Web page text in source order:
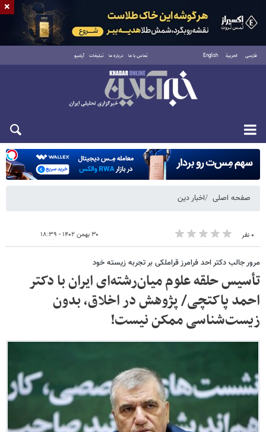
فارسی العربية English تماس با ما درباره ما تبلیغات آرشیو
شنبه ۱۷ مرداد ۱۴۰۵
صفحه اصلی اخبار دین
۰ نفر ۳۰ بهمن ۱۴۰۲ - ۱۸:۳۹
مرور جالب دکتر احد فرامرز قراملکی بر تجربه زیسته خود
تأسیس حلقه علوم میان‌رشته‌ای ایران با دکتر
احمد پاکتچی/ پژوهش در اخلاق، بدون
زیست‌شناسی ممکن نیست!
×